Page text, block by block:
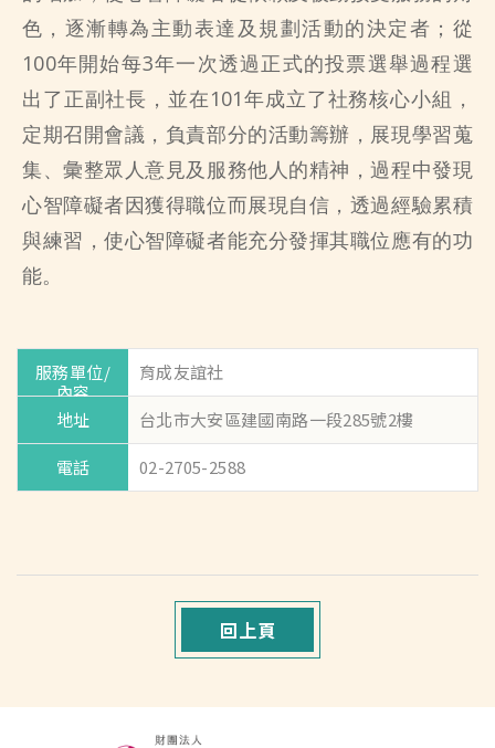
色，逐漸轉為主動表達及規劃活動的決定者；從
100年開始每3年一次透過正式的投票選舉過程選
出了正副社長，並在101年成立了社務核心小組，
定期召開會議，負責部分的活動籌辦，展現學習蒐
集、彙整眾人意見及服務他人的精神，過程中發現
心智障礙者因獲得職位而展現自信，透過經驗累積
與練習，使心智障礙者能充分發揮其職位應有的功
能。
育成友誼社
台北市大安區建國南路一段285號2樓
02-2705-2588
回上頁